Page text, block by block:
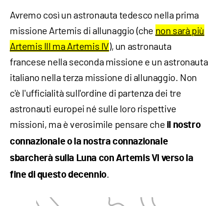
Avremo così un astronauta tedesco nella prima
missione Artemis di allunaggio (che non sarà più
Artemis III ma Artemis IV), un astronauta
francese nella seconda missione e un astronauta
italiano nella terza missione di allunaggio. Non
c'è l'ufficialità sull'ordine di partenza dei tre
astronauti europei né sulle loro rispettive
missioni, ma è verosimile pensare che il nostro
connazionale o la nostra connazionale
sbarcherà sulla Luna con Artemis VI verso la
fine di questo decennio.